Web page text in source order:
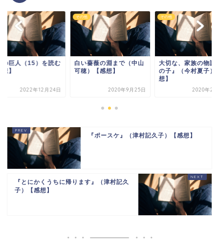
の巨人（15）を読む
】
2022年12月24日
その他
白い薔薇の淵まで（中山
可穂）【感想】
2020年9月25日
その他
大切な、家族の物語
の子』（今村夏子）
想】
2020年2
『ポースケ』（津村記久子）【感想】
『とにかくうちに帰ります』（津村記久
子）【感想】